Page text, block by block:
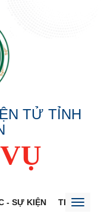
TỬ TỈNH
- SỰ KIỆN THÔNG